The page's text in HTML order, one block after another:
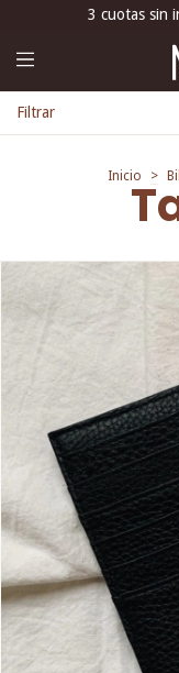
3 cuotas sin
Filtrar
Inicio >